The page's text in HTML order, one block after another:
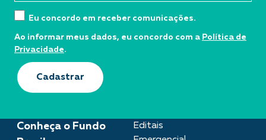
Conheça o Fundo
Editais
Eu concordo em receber comunicações.
Ao informar meus dados, eu concordo com a Política de
Privacidade.
Cadastrar